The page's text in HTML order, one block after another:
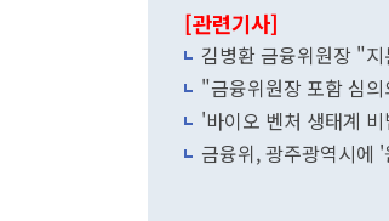
[관련기사]
김병환 금융위원장 "
"금융위원장 포함 심
'바이오 벤처 생태계
금융위, 광주광역시에